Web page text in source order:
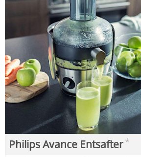
Philips Avance Entsafter*